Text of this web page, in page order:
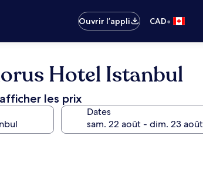
Ouvrir l’appli
CAD•
Hotel Istanbul
les prix
Dates